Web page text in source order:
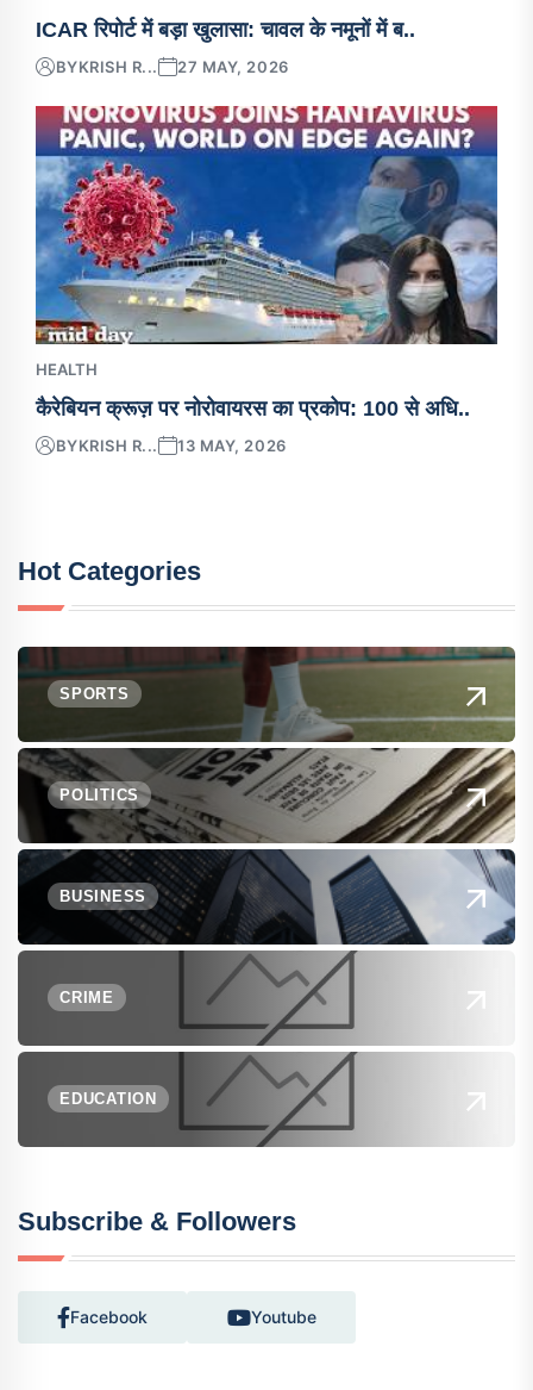
ICAR रिपोर्ट में बड़ा खुलासा: चावल के नमूनों में ब..
BYKRISH R... 27 MAY, 2026
HEALTH
कैरेबियन क्रूज़ पर नोरोवायरस का प्रकोप: 100 से अधि..
BYKRISH R... 13 MAY, 2026
Hot Categories
SPORTS
POLITICS
BUSINESS
CRIME
EDUCATION
Subscribe & Followers
Facebook Youtube